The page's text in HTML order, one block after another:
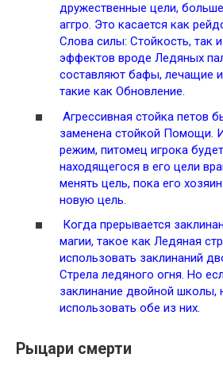
дружественные цели,
аггро. Это касается как
Слова силы: Стойкость, так
эффектов вроде Ледяных
составляют бафы, лечащие
такие как Обновление.
Агрессивная стойка петов
заменена стойкой Помощи.
режим, питомец игрока
находящегося в его цели
менять цель, пока его
новую цель.
Когда прерывается
магии, такое как Ледяная
использовать заклинаний
Стрела ледяного огня. Но
заклинание двойной школы,
использовать обе из них.
Рыцари смерти